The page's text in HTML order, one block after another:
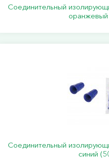
Соединительный
Соединительный
синий